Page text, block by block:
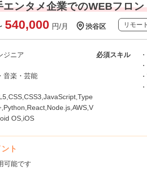
エンタメ企業でのWEBフロ
540,000 円/月 渋谷区 リモー
ジニア
音楽・芸能
OS,iOS
必須スキル
ト
可能です